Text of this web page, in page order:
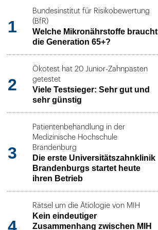
1
Bundesinstitut für Risikobewertung
(BfR)
Welche Mikronährstoffe braucht
die Generation 65+?
2
Ökotest hat 20 Junior-Zahnpasten
getestet
Viele Testsieger: Sehr gut und
sehr günstig
3
Patientenbehandlung in der
Medizinische Hochschule
Brandenburg
Die erste Universitätszahnklinik
Brandenburgs startet heute
ihren Betrieb
4
Rätsel um die Ätiologie von MIH
Kein eindeutiger
Zusammenhang zwischen MIH